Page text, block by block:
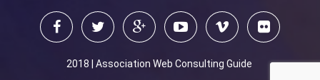
2018 | Association Web Consulting Guide